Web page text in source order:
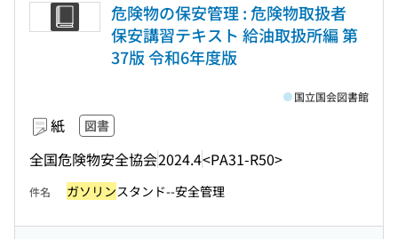
危険物の保安管理 : 危険物取扱者
保安講習テキスト 給油取扱所編 第
37版 令和6年度版
紙 図書
全国危険物安全協会2024.4<PA31-R50>
国立国会図書館
件名 ガソリンスタンド--安全管理